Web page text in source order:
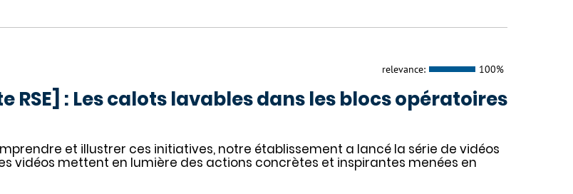
relevance: 100%
RSE] : Les calots lavables dans les blocs opératoires
et illustrer ces initiatives, notre établissement a lancé la série de vidéos
vidéos mettent en lumière des actions concrètes et inspirantes menées en